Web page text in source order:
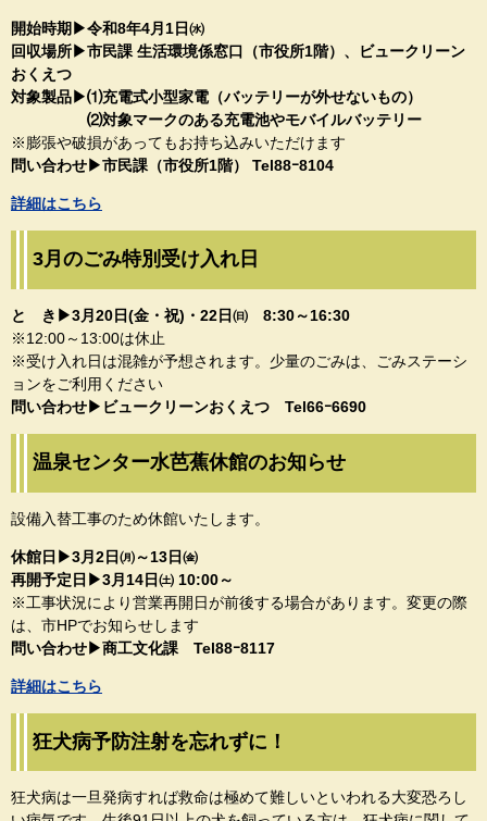
開始時期▶令和8年4月1日㈬
回収場所▶市民課 生活環境係窓口（市役所1階）、ビュークリーン
おくえつ
対象製品▶⑴充電式小型家電（バッテリーが外せないもの）
⑵対象マークのある充電池やモバイルバッテリー
※膨張や破損があってもお持ち込みいただけます
問い合わせ▶市民課（市役所1階） Tel88ｰ8104​
詳細はこちら
3月のごみ特別受け入れ日
​と き▶3月20日(金・祝)・22日㈰ 8:30～16:30​
※12:00～13:00は休止
​※受け入れ日は混雑が予想されます。少量のごみは、ごみステーシ
ョンをご利用ください
問い合わせ▶ビュークリーンおくえつ Tel66ｰ6690​
温泉センター水芭蕉休館のお知らせ
設備入替工事のため休館いたします。
休館日▶3月2日㈪～13日㈮
再開予定日▶3月14日㈯ 10:00～
※工事状況により営業再開日が前後する場合があります。変更の際
は、市HPでお知らせします
​​問い合わせ▶商工文化課 Tel88ｰ8117​
詳細はこちら
狂犬病予防注射を忘れずに！
狂犬病は一旦発病すれば救命は極めて難しいといわれる大変恐ろし